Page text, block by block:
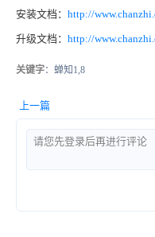
安装文档： http://
升级文档： http://
关键字：蝉知1,8
上一篇